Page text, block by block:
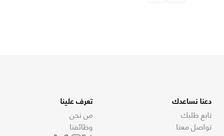
دعنا نساعدك
تابع طلبك
تواصل معنا
تعرف علينا
من نحن
وظائفنا